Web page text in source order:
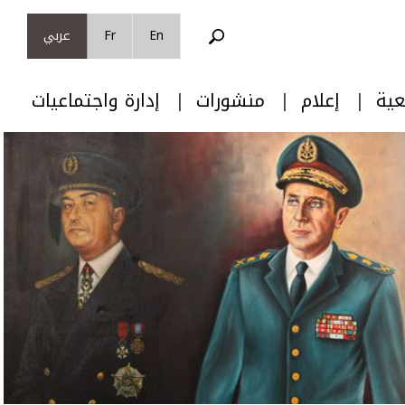
En
Fr عربي
إعلام منشورات إدارة واجتماعيات